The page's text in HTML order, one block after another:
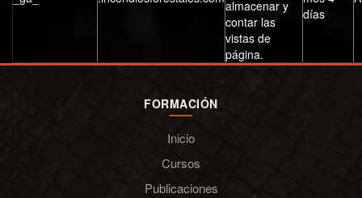
almacenar y
contar las
vistas de
página.
días
FORMACIÓN
Inicio
Cursos
Publicaciones